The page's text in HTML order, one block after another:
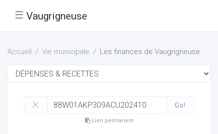
☰ Vaugrigneuse
Accueil Vie municipale Les finances de Vaugrigneuse
Go!
Lien permanent